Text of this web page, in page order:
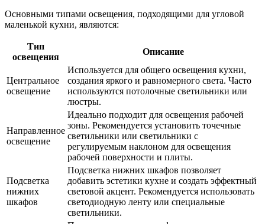
Основными типами освещения, подходящими для угловой
маленькой кухни, являются:
Тип
освещения
Описание
Центральное
освещение
Используется для общего освещения кухни,
создания яркого и равномерного света. Часто
используются потолочные светильники или
люстры.
Направленное
освещение
Идеально подходит для освещения рабочей
зоны. Рекомендуется установить точечные
светильники или светильники с
регулируемым наклоном для освещения
рабочей поверхности и плиты.
Подсветка
нижних
шкафов
Подсветка нижних шкафов позволяет
добавить эстетики кухне и создать эффектный
световой акцент. Рекомендуется использовать
светодиодную ленту или специальные
светильники.